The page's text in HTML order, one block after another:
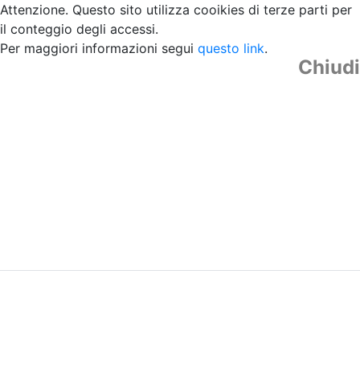
Attenzione. Questo sito utilizza cooikies di terze parti per
il conteggio degli accessi.
Per maggiori informazioni segui questo link.
Chiudi